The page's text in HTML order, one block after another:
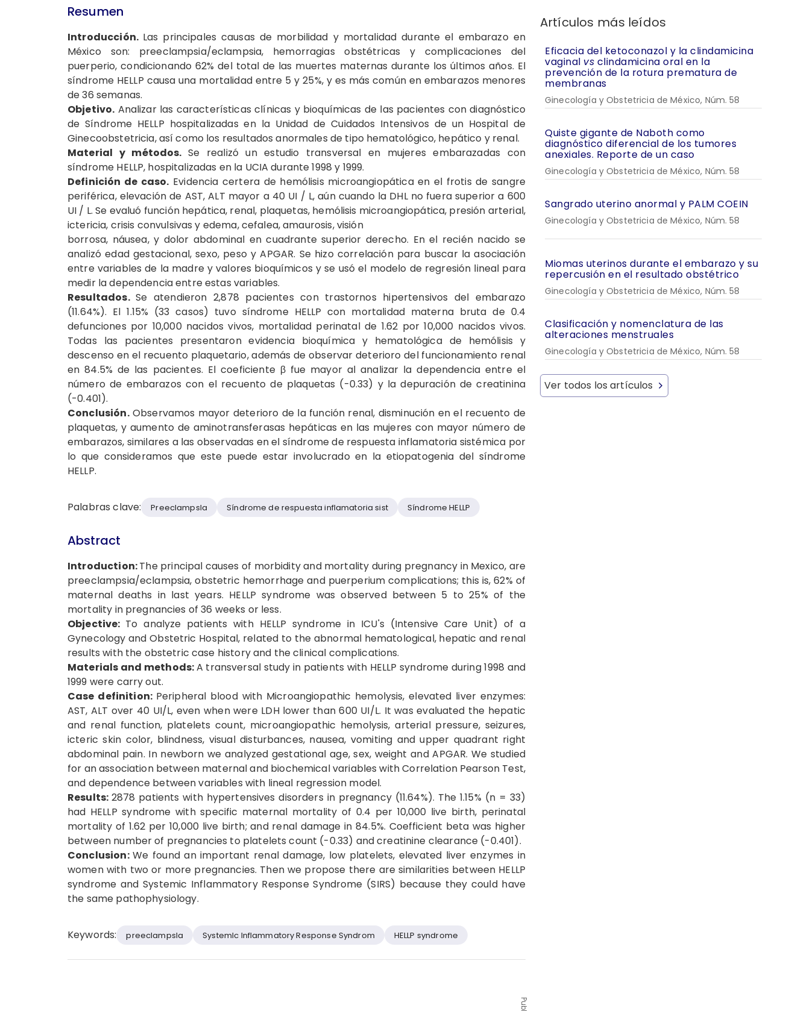
Resumen
Introducción. Las principales causas de morbilidad y mortalidad durante el embarazo en
México son: preeclampsia/eclampsia, hemorragias obstétricas y complicaciones del
puerperio, condicionando 62% del total de las muertes maternas durante los últimos años. El
síndrome HELLP causa una mortalidad entre 5 y 25%, y es más común en embarazos menores
de 36 semanas.
Objetivo. Analizar las características clínicas y bioquímicas de las pacientes con diagnóstico
de Síndrome HELLP hospitalizadas en la Unidad de Cuidados Intensivos de un Hospital de
Ginecoobstetricia, así como los resultados anormales de tipo hematológico, hepático y renal.
Material y métodos.Se realizó un estudio transversal en mujeres embarazadas con
síndrome HELLP, hospitalizadas en la UCIA durante 1998 y 1999.
Definición de caso. Evidencia certera de hemólisis microangiopática en el frotis de sangre
periférica, elevación de AST, ALT mayor a 40 UI / L, aún cuando la DHL no fuera superior a 600
UI / L. Se evaluó función hepática, renal, plaquetas, hemólisis microangiopática, presión arterial,
ictericia, crisis convulsivas y edema, cefalea, amaurosis, visión
borrosa, náusea, y dolor abdominal en cuadrante superior derecho. En el recién nacido se
analizó edad gestacional, sexo, peso y APGAR. Se hizo correlación para buscar la asociación
entre variables de la madre y valores bioquímicos y se usó el modelo de regresión lineal para
medir la dependencia entre estas variables.
Resultados.Se atendieron 2,878 pacientes con trastornos hipertensivos del embarazo
(11.64%). El 1.15% (33 casos) tuvo síndrome HELLP con mortalidad materna bruta de 0.4
defunciones por 10,000 nacidos vivos, mortalidad perinatal de 1.62 por 10,000 nacidos vivos.
Todas las pacientes presentaron evidencia bioquímica y hematológica de hemólisis y
descenso en el recuento plaquetario, además de observar deterioro del funcionamiento renal
en 84.5% de las pacientes. El coeficiente β fue mayor al analizar la dependencia entre el
número de embarazos con el recuento de plaquetas (-0.33) y la depuración de creatinina
(-0.401).
Conclusión.Observamos mayor deterioro de la función renal, disminución en el recuento de
plaquetas, y aumento de aminotransferasas hepáticas en las mujeres con mayor número de
embarazos, similares a las observadas en el síndrome de respuesta inflamato­ria sistémica por
lo que consideramos que este puede estar involucrado en la etiopatogenia del síndrome
HELLP.
Palabras clave: Preeclampsla Síndrome de respuesta inflamatoria sist Síndrome HELLP
Abstract
Introduction:The principal causes of morbidity and mortality during pregnancy in Mexico, are
preeclampsia/eclampsia, obstetric hemorrhage and puerperium complications; this is, 62% of
maternal deaths in last years. HELLP syndrome was observed between 5 to 25% of the
mortality in pregnancies of 36 weeks or less.
Objective: To analyze patients with HELLP syndrome in ICU's (Intensive Care Unit) of a
Gynecology and Obstetric Hospital, related to the abnormal hematological, hepatic and renal
results with the obstetric case history and the clinical complications.
Materials and methods:A transversal study in patients with HELLP syndrome during 1998 and
1999 were carry out.
Case definition: Peripheral blood with Microangiopathic hemolysis, elevated liver enzymes:
AST, ALT over 40 UI/L, even when were LDH lower than 600 UI/L. It was evaluated the hepatic
and renal function, platelets count, microangiopathic hemolysis, arterial pressure, seizures,
icteric skin color, blindness, visual disturbances, nausea, vomiting and upper quadrant right
abdominal pain. In newborn we analyzed gestational age, sex, weight and APGAR. We studied
for an association between maternal and biochemical variables with Correlation Pearson Test,
and dependence between variables with lineal regression model.
Results: 2878 patients with hypertensives disorders in pregnancy (11.64%). The 1.15% (n = 33)
had HELLP syndrome with specific maternal mortality of 0.4 per 10,000 live birth, perinatal
mortality of 1.62 per 10,000 live birth; and renal damage in 84.5%. Coefficient beta was higher
between number of pregnancies to platelets count (-0.33) and creatinine clearance (-0.401).
Conclusion:We found an important renal damage, low platelets, elevated liver enzymes in
women with two or more pregnancies. Then we propose there are similarities between HELLP
syndrome and Systemic Inflammatory Response Syndrome (SIRS) because they could have
the same pathophysiology.
Keywords: preeclampsla Syste­mlc lnflammatory Response Syndro­m HELLP syndrome
Artículos más leídos
Eficacia del ketoconazol y la clindamicina
vaginal vs clindamicina oral en la
prevención de la rotura prematura de
membranas
Ginecología y Obstetricia de México, Núm. 58
Quiste gigante de Naboth como
diagnóstico diferencial de los tumores
anexiales. Reporte de un caso
Ginecología y Obstetricia de México, Núm. 58
Sangrado uterino anormal y PALM COEIN
Ginecología y Obstetricia de México, Núm. 58
Miomas uterinos durante el embarazo y su
repercusión en el resultado obstétrico
Ginecología y Obstetricia de México, Núm. 58
Clasificación y nomenclatura de las
alteraciones menstruales
Ginecología y Obstetricia de México, Núm. 58
Ver todos los artículos